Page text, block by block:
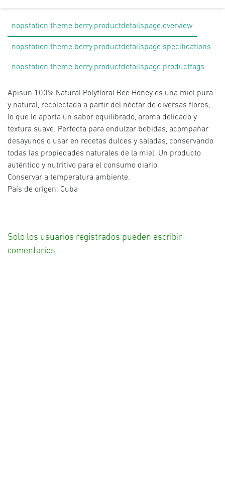
nopstation.theme.berry.productdetailspage.overview
nopstation.theme.berry.productdetailspage.specifications
nopstation.theme.berry.productdetailspage.producttags
Apisun 100% Natural Polyfloral Bee Honey es una miel pura
y natural, recolectada a partir del néctar de diversas flores,
lo que le aporta un sabor equilibrado, aroma delicado y
textura suave. Perfecta para endulzar bebidas, acompañar
desayunos o usar en recetas dulces y saladas, conservando
todas las propiedades naturales de la miel. Un producto
auténtico y nutritivo para el consumo diario.
Conservar a temperatura ambiente.
País de origen: Cuba
Solo los usuarios registrados pueden escribir
comentarios